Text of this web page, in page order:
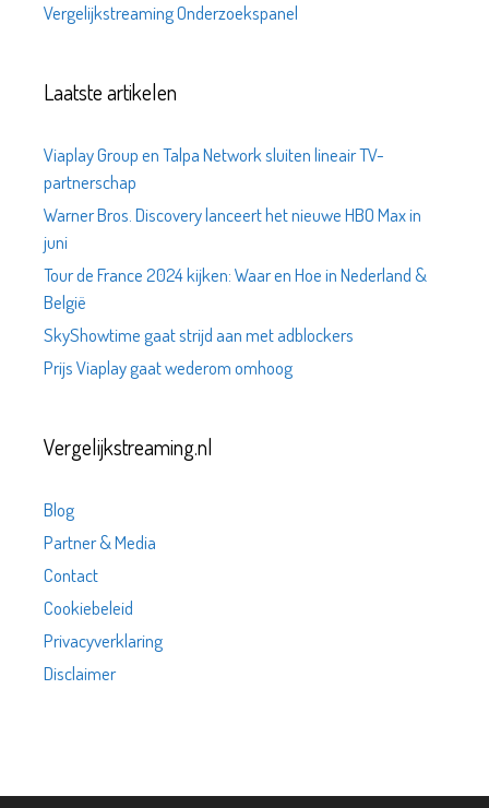
Vergelijkstreaming Onderzoekspanel
Laatste artikelen
Viaplay Group en Talpa Network sluiten lineair TV-
partnerschap
Warner Bros. Discovery lanceert het nieuwe HBO Max in
juni
Tour de France 2024 kijken: Waar en Hoe in Nederland &
België
SkyShowtime gaat strijd aan met adblockers
Prijs Viaplay gaat wederom omhoog
Vergelijkstreaming.nl
Blog
Partner & Media
Contact
Cookiebeleid
Privacyverklaring
Disclaimer